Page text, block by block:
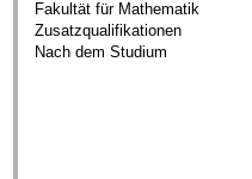
Fakultät für Mathematik
Zusatzqualifikationen
Nach dem Studium